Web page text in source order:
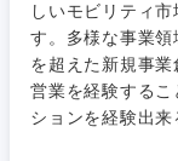
しいモビリティ
す。多様な事業
を超えた新規事
営業を経験する
ションを経験出来
金融専門
職
メディカ
ル
その他マスメデ
エンター
関東地方
茨城県